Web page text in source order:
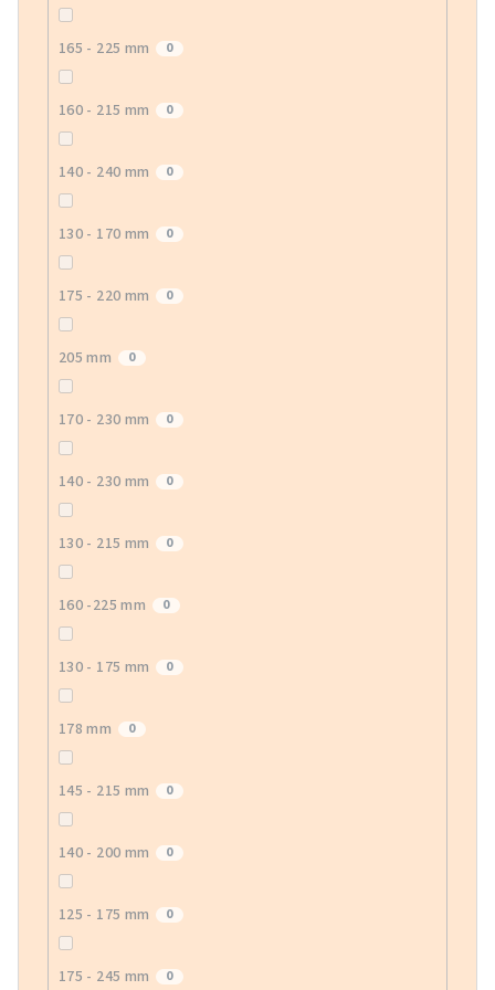
165 - 225 mm 0
160 - 215 mm 0
140 - 240 mm 0
130 - 170 mm 0
175 - 220 mm 0
205 mm 0
170 - 230 mm 0
140 - 230 mm 0
130 - 215 mm 0
160 -225 mm 0
130 - 175 mm 0
178 mm 0
145 - 215 mm 0
140 - 200 mm 0
125 - 175 mm 0
175 - 245 mm 0